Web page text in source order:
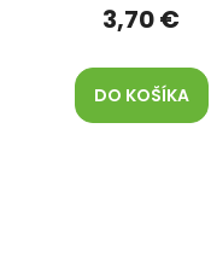
3,70 €
DO KOŠÍKA